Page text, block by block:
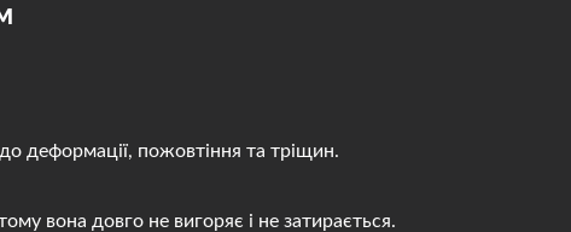
деформації, пожовтіння та тріщин.
вона довго не вигоряє і не затирається.